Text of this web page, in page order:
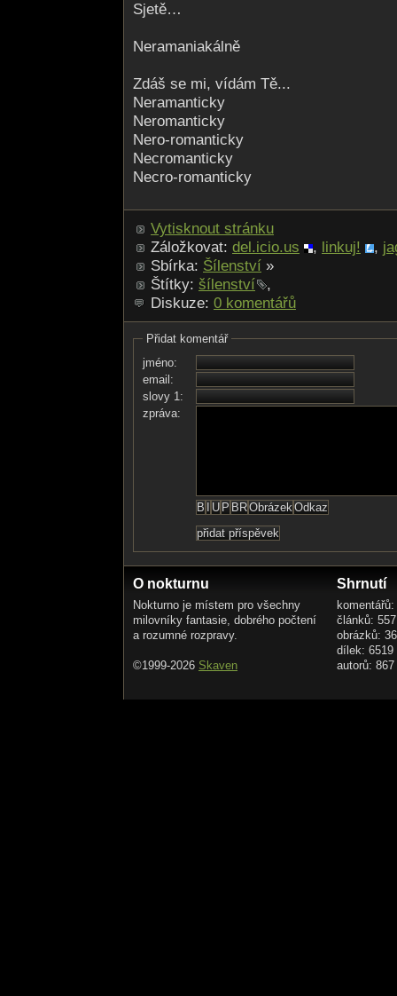
Sjetě…
Neramaniakálně
Zdáš se mi, vídám Tě...
Neramanticky
Neromanticky
Nero-romanticky
Necromanticky
Necro-romanticky
Vytisknout stránku
Záložkovat: del.icio.us , linkuj! ,
Sbírka: Šílenství »
Štítky: šílenství
,
Diskuze: 0 komentářů
Přidat komentář
jméno:
email:
slovy 1:
zpráva:
O nokturnu
Nokturno je místem pro všechny
milovníky fantasie, dobrého počtení
a rozumné rozpravy.
©1999-2026 Skaven
Shrnutí
článků: 557
obrázků:
dílek: 6519
autorů: 867